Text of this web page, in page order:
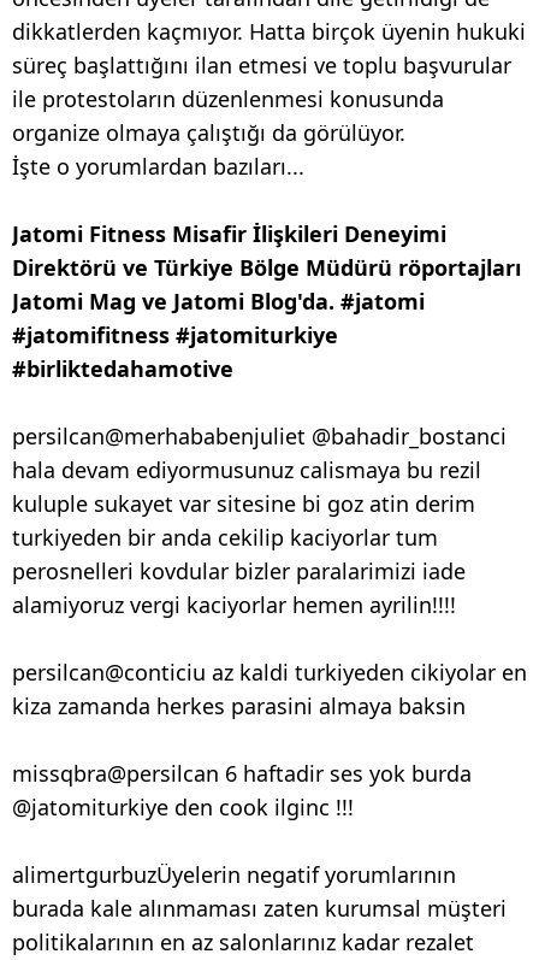
dikkatlerden kaçmıyor. Hatta birçok üyenin hukuki
süreç başlattığını ilan etmesi ve toplu başvurular
ile protestoların düzenlenmesi konusunda
organize olmaya çalıştığı da görülüyor.
İşte o yorumlardan bazıları...
Jatomi Fitness Misafir İlişkileri Deneyimi
Direktörü ve Türkiye Bölge Müdürü röportajları
Jatomi Mag ve Jatomi Blog'da. #jatomi
#jatomifitness #jatomiturkiye
#birliktedahamotive
persilcan@merhababenjuliet @bahadir_bostanci
hala devam ediyormusunuz calismaya bu rezil
kuluple sukayet var sitesine bi goz atin derim
turkiyeden bir anda cekilip kaciyorlar tum
perosnelleri kovdular bizler paralarimizi iade
alamiyoruz vergi kaciyorlar hemen ayrilin!!!!
persilcan@conticiu az kaldi turkiyeden cikiyolar en
kiza zamanda herkes parasini almaya baksin
missqbra@persilcan 6 haftadir ses yok burda
@jatomiturkiye den cook ilginc !!!
alimertgurbuzÜyelerin negatif yorumlarının
burada kale alınmaması zaten kurumsal müşteri
politikalarının en az salonlarınız kadar rezalet